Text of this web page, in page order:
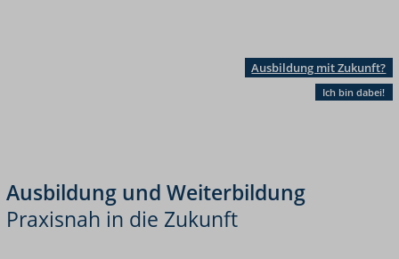
Ausbildung mit Zukunft?
Ich bin dabei!
Ausbildung und Weiterbildung
Praxisnah in die Zukunft